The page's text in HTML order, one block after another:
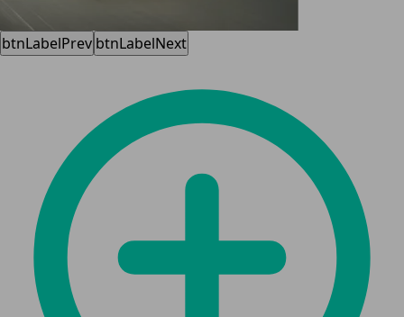
btnLabelPrev btnLabelNext